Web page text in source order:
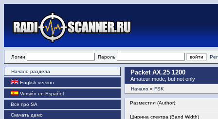
Логин Пароль
Начало раздела
English version
Versión en Español
Все про SA
Скачать демо
Packet AX.25 1200
Amateur mode, but not only
Начало » FSK
Разместил (Author):
Ширина спектра (Band Width)